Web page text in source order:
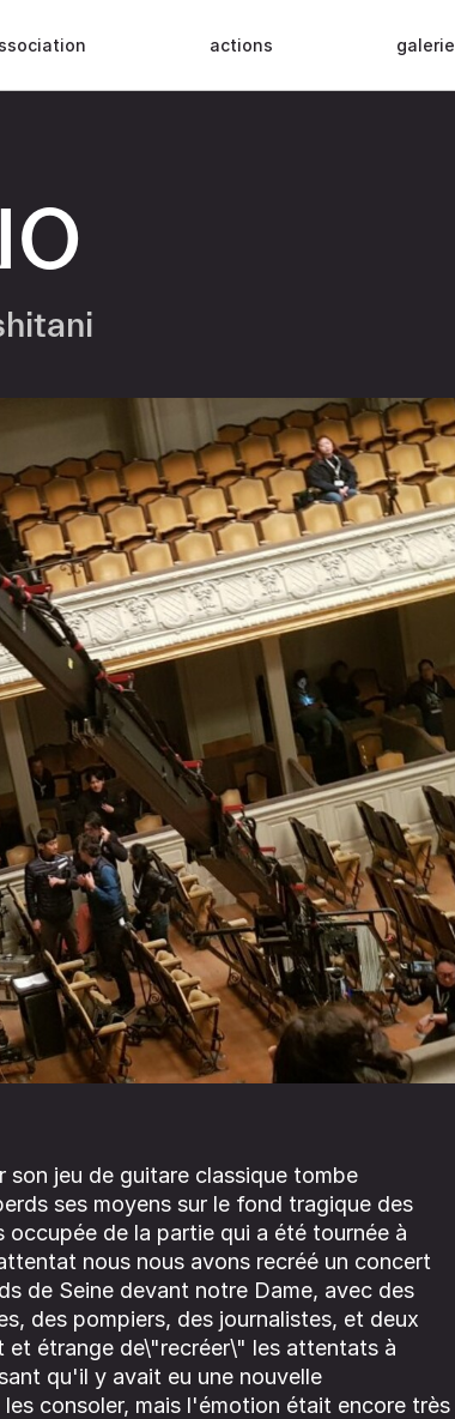
actions galerie
son jeu de guitare classique tombe
ses moyens sur le fond tragique des
de la partie qui a été tournée à
nous nous avons recréé un concert
de Seine devant notre Dame, avec des
des pompiers, des journalistes, et deux
étrange de\"recréer\" les attentats à
qu'il y avait eu une nouvelle
consoler, mais l'émotion était encore très